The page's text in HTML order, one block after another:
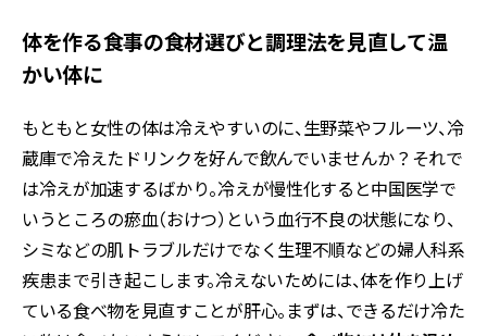
体を作る食事の食材選びと調理法を見直して温
かい体に
もともと女性の体は冷えやすいのに、生野菜やフルーツ、冷
蔵庫で冷えたドリンクを好んで飲んでいませんか？それで
は冷えが加速するばかり。冷えが慢性化すると中国医学で
いうところの瘀血（おけつ）という血行不良の状態になり、
シミなどの肌トラブルだけでなく生理不順などの婦人科系
疾患まで引き起こします。冷えないためには、体を作り上げ
ている食べ物を見直すことが肝心。まずは、できるだけ冷た